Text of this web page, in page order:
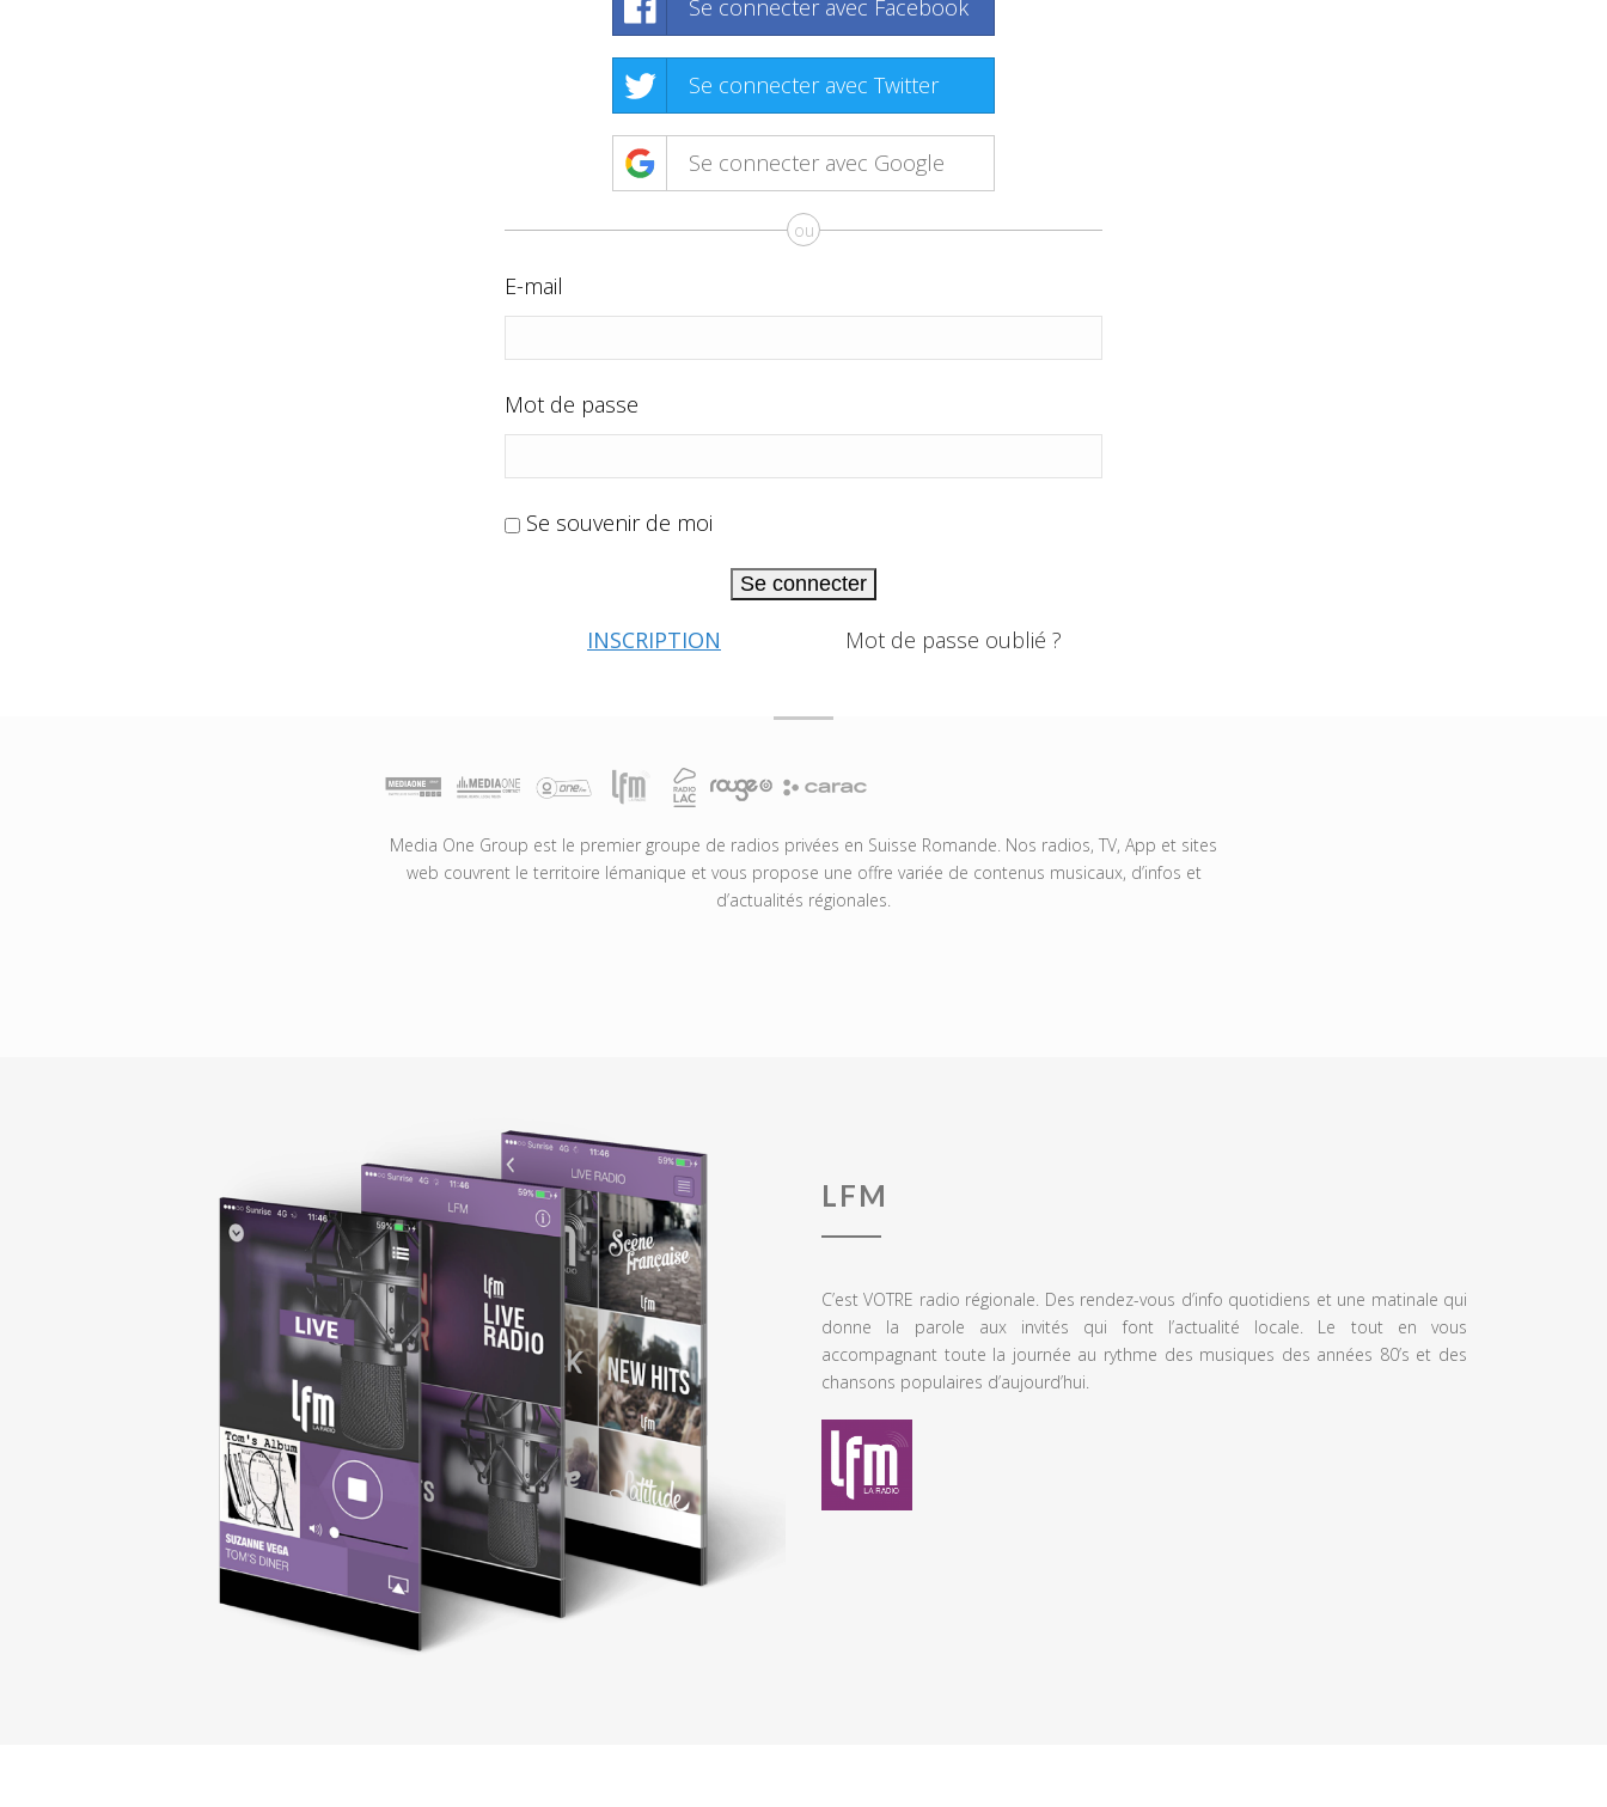
Se connecter avec Facebook
Se connecter avec Twitter
Se connecter avec Google
ou
E-mail
Mot de passe
Se souvenir de moi
Se connecter
INSCRIPTION Mot de passe oublié ?
Media One Group est le premier groupe de radios privées en Suisse Romande. Nos radios, TV, App et sites
web couvrent le territoire lémanique et vous propose une offre variée de contenus musicaux, d’infos et
d’actualités régionales.
LFM
C’est VOTRE radio régionale. Des rendez-vous d’info quotidiens et une matinale qui
donne la parole aux invités qui font l’actualité locale. Le tout en vous
accompagnant toute la journée au rythme des musiques des années 80’s et des
chansons populaires d’aujourd’hui.